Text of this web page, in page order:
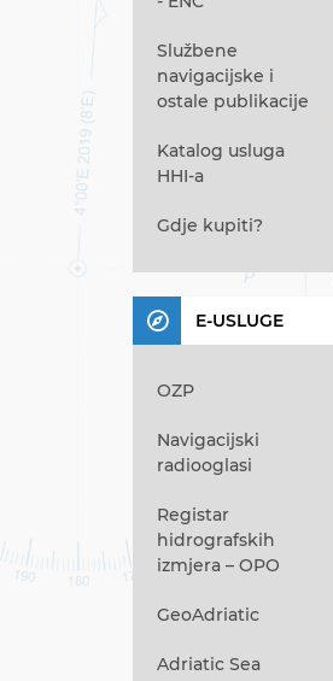
Službene
navigacijske i
ostale publikacije
Katalog usluga
HHI-a
Gdje kupiti?
E-USLUGE
OZP
Navigacijski
radiooglasi
Registar
hidrografskih
izmjera – OPO
GeoAdriatic
Adriatic Sea